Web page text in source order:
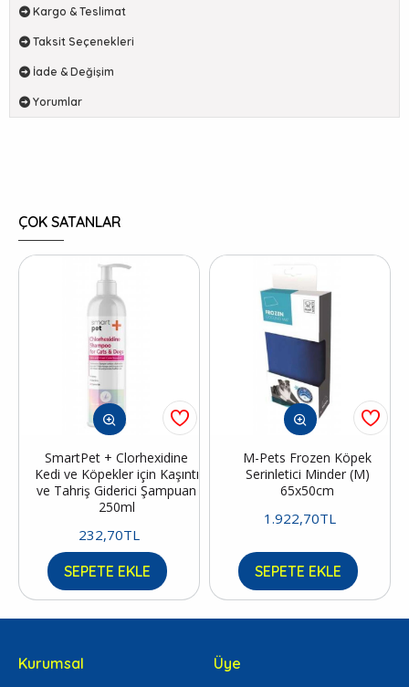
Kargo & Teslimat
Taksit Seçenekleri
İade & Değişim
Yorumlar
ÇOK SATANLAR
SmartPet + Clorhexidine
Kedi ve Köpekler için Kaşıntı
ve Tahriş Giderici Şampuan
250ml
232,70TL
SEPETE EKLE
M-Pets Frozen Köpek
Serinletici Minder (M)
65x50cm
1.922,70TL
SEPETE EKLE
Kurumsal
Üye